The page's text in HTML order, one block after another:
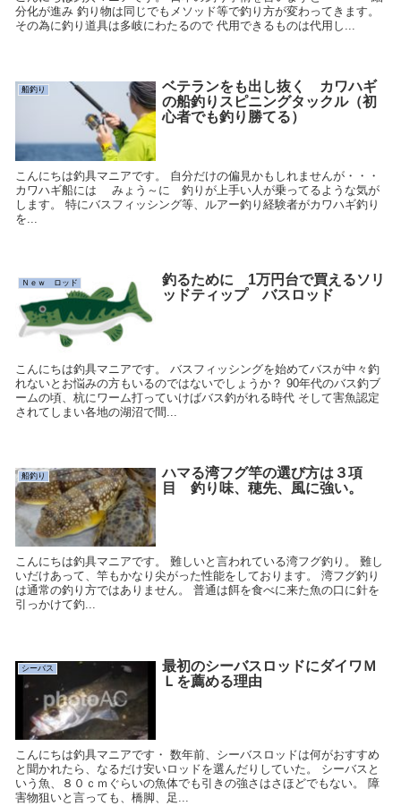
分化が進み 釣り物は同じでもメソッド等で釣り方が変わってきます。
その為に釣り道具は多岐にわたるので 代用できるものは代用し...
船釣り
ベテランをも出し抜く カワハギ
の船釣りスピニングタックル（初
心者でも釣り勝てる）
こんにちは釣具マニアです。 自分だけの偏見かもしれませんが・・・
カワハギ船には みょう～に 釣りが上手い人が乗ってるような気が
します。 特にバスフィッシング等、ルアー釣り経験者がカワハギ釣り
を...
Ｎｅｗ ロッド
釣るために 1万円台で買えるソリ
ッドティップ バスロッド
こんにちは釣具マニアです。 バスフィッシングを始めてバスが中々釣
れないとお悩みの方もいるのではないでしょうか？ 90年代のバス釣ブ
ームの頃、杭にワーム打っていけばバス釣がれる時代 そして害魚認定
されてしまい各地の湖沼で間...
船釣り
ハマる湾フグ竿の選び方は３項
目 釣り味、穂先、風に強い。
こんにちは釣具マニアです。 難しいと言われている湾フグ釣り。 難し
いだけあって、竿もかなり尖がった性能をしております。 湾フグ釣り
は通常の釣り方ではありません。 普通は餌を食べに来た魚の口に針を
引っかけて釣...
シーバス
最初のシーバスロッドにダイワＭ
Ｌを薦める理由
こんにちは釣具マニアです・ 数年前、シーバスロッドは何がおすすめ
と聞かれたら、なるだけ安いロッドを選んだりしていた。 シーバスと
いう魚、８０ｃｍぐらいの魚体でも引きの強さはさほどでもない。 障
害物狙いと言っても、橋脚、足...